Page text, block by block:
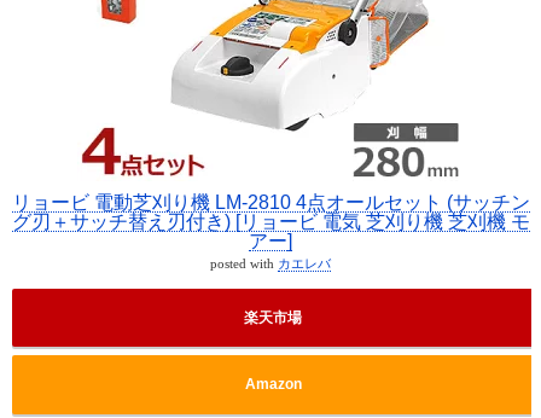
リョービ 電動芝刈り機 LM-2810 4点オールセット (サッチン
グ刃＋サッチ替え刃付き) [リョービ 電気 芝刈り機 芝刈機 モ
アー]
posted with カエレバ
楽天市場
Amazon